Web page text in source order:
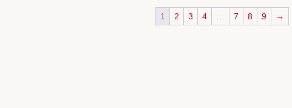
1 2 3 4 7 8 9 →